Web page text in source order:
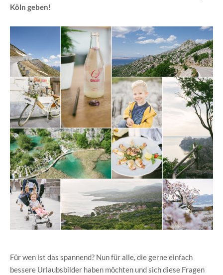
Köln geben!
Für wen ist das spannend? Nun für alle, die gerne einfach
bessere Urlaubsbilder haben möchten und sich diese Fragen